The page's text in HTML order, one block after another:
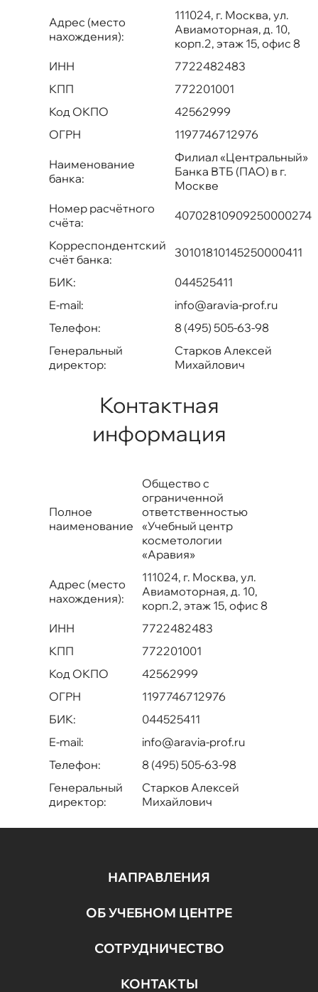
Адрес (место
нахождения):
111024, г. Москва, ул.
Авиамоторная, д. 10,
корп.2, этаж 15, офис 8
ИНН
7722482483
КПП
772201001
Код ОКПО
42562999
ОГРН
1197746712976
Наименование
банка:
Филиал «Центральный»
Банка ВТБ (ПАО) в г.
Москве
Номер расчётного
счёта:
40702810909250000274
Корреспондентский
счёт банка:
30101810145250000411
БИК:
044525411
E-mail:
info@aravia-prof.ru
Телефон:
8 (495) 505-63-98
Генеральный
директор:
Старков Алексей
Михайлович
Контактная
информация
Полное
наименование
Общество с
ограниченной
ответственностью
«Учебный центр
косметологии
«Аравия»
Адрес (место
нахождения):
111024, г. Москва, ул.
Авиамоторная, д. 10,
корп.2, этаж 15, офис 8
ИНН
7722482483
КПП
772201001
Код ОКПО
42562999
ОГРН
1197746712976
БИК:
044525411
E-mail:
info@aravia-prof.ru
Телефон:
8 (495) 505-63-98
Генеральный
директор:
Старков Алексей
Михайлович
НАПРАВЛЕНИЯ
ОБ УЧЕБНОМ ЦЕНТРЕ
СОТРУДНИЧЕСТВО
КОНТАКТЫ